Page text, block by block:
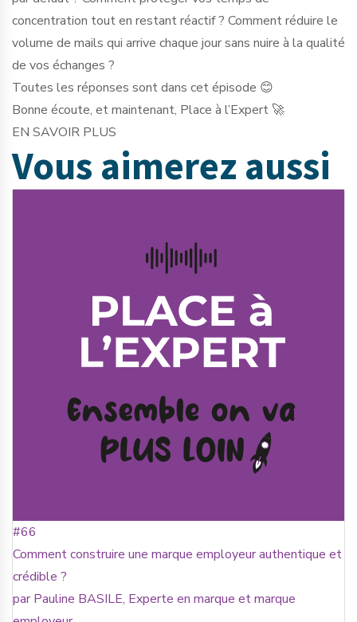
concentration tout en restant réactif ? Comment réduire le
volume de mails qui arrive chaque jour sans nuire à la qualité
de vos échanges ?
Toutes les réponses sont dans cet épisode 😊
Bonne écoute, et maintenant, Place à l’Expert 🚀
EN SAVOIR PLUS
Vous aimerez aussi
#66
Comment construire une marque employeur authentique et
crédible ?
par Pauline BASILE, Experte en marque et marque